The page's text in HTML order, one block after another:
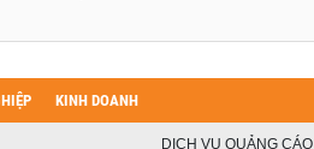
KINH DOANH
DỊCH VỤ QUẢNG CÁO